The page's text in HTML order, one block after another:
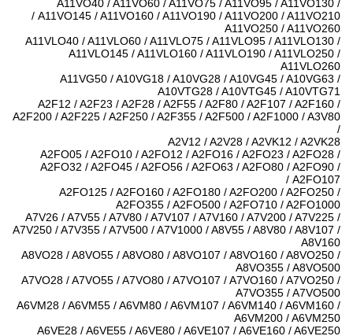
A11VO40 / A11VO60 / A11VO75 / A11VO95 / A11VO130 /
A11VO145 / A11VO160 / A11VO190 / A11VO200 / A11VO210 /
A11VO250 / A11VO260
A11VLO40 / A11VLO60 / A11VLO75 / A11VLO95 / A11VLO130 /
A11VLO145 / A11VLO160 / A11VLO190 / A11VLO250 /
A11VLO260
A11VG50 / A10VG18 / A10VG28 / A10VG45 / A10VG63 /
A10VTG28 / A10VTG45 / A10VTG71
A2F12 / A2F23 / A2F28 / A2F55 / A2F80 / A2F107 / A2F160 /
A2F200 / A2F225 / A2F250 / A2F355 / A2F500 / A2F1000 / A3V80
A2V12 / A2V28 / A2VK12 / A2VK28
A2FO05 / A2FO10 / A2FO12 / A2FO16 / A2FO23 / A2FO28 /
A2FO32 / A2FO45 / A2FO56 / A2FO63 / A2FO80 / A2FO90 /
A2FO107 /
A2FO125 / A2FO160 / A2FO180 / A2FO200 / A2FO250 /
A2FO355 / A2FO500 / A2FO710 / A2FO1000
A7V26 / A7V55 / A7V80 / A7V107 / A7V160 / A7V200 / A7V225 /
A7V250 / A7V355 / A7V500 / A7V1000 / A8V55 / A8V80 / A8V107 /
A8V160
A8VO28 / A8VO55 / A8VO80 / A8VO107 / A8VO160 / A8VO250 /
A8VO355 / A8VO500
A7VO28 / A7VO55 / A7VO80 / A7VO107 / A7VO160 / A7VO250 /
A7VO355 / A7VO500
A6VM28 / A6VM55 / A6VM80 / A6VM107 / A6VM140 / A6VM160 /
A6VM200 / A6VM250
A6VE28 / A6VE55 / A6VE80 / A6VE107 / A6VE160 / A6VE250